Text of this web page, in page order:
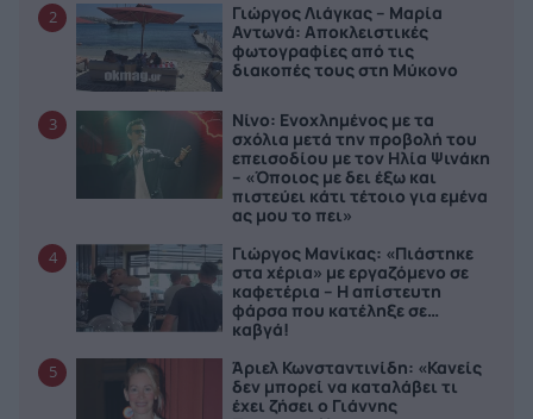
2
Γιώργος Λιάγκας – Μαρία
Αντωνά: Αποκλειστικές
φωτογραφίες από τις
διακοπές τους στη Μύκονο
3
Νίνο: Ενοχλημένος με τα
σχόλια μετά την προβολή του
επεισοδίου με τον Ηλία Ψινάκη
– «Όποιος με δει έξω και
πιστεύει κάτι τέτοιο για εμένα
ας μου το πει»
4
Γιώργος Μανίκας: «Πιάστηκε
στα χέρια» με εργαζόμενο σε
καφετέρια – Η απίστευτη
φάρσα που κατέληξε σε…
καβγά!
5
Άριελ Κωνσταντινίδη: «Κανείς
δεν μπορεί να καταλάβει τι
έχει ζήσει ο Γιάννης